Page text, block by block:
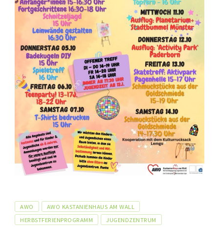
Tags
AWO
AWO KASTANIENHAUS AM WALL
HERBSTFERIENPROGRAMM
JUGENDZENTRUM